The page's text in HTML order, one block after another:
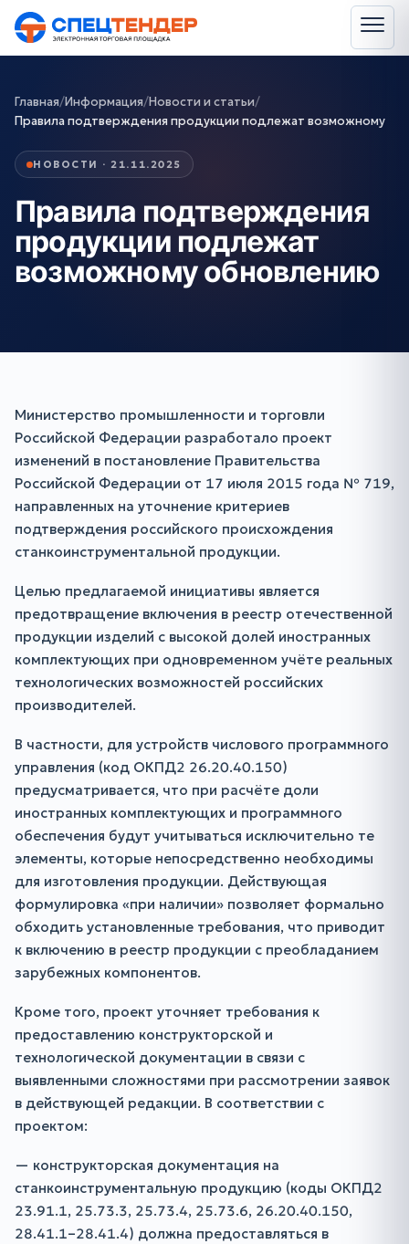
Главная/Информация/Новости и статьи/
Правила подтверждения продукции подлежат возможному
НОВОСТИ · 21.11.2025
Правила подтверждения
продукции подлежат
возможному обновлению
Министерство промышленности и торговли
Российской Федерации разработало проект
изменений в постановление Правительства
Российской Федерации от 17 июля 2015 года № 719,
направленных на уточнение критериев
подтверждения российского происхождения
станкоинструментальной продукции.
Целью предлагаемой инициативы является
предотвращение включения в реестр отечественной
продукции изделий с высокой долей иностранных
комплектующих при одновременном учёте реальных
технологических возможностей российских
производителей.
В частности, для устройств числового программного
управления (код ОКПД2 26.20.40.150)
предусматривается, что при расчёте доли
иностранных комплектующих и программного
обеспечения будут учитываться исключительно те
элементы, которые непосредственно необходимы
для изготовления продукции. Действующая
формулировка «при наличии» позволяет формально
обходить установленные требования, что приводит
к включению в реестр продукции с преобладанием
зарубежных компонентов.
Кроме того, проект уточняет требования к
предоставлению конструкторской и
технологической документации в связи с
выявленными сложностями при рассмотрении заявок
в действующей редакции. В соответствии с
проектом:
— конструкторская документация на
станкоинструментальную продукцию (коды ОКПД2
23.91.1, 25.73.3, 25.73.4, 25.73.6, 26.20.40.150,
28.41.1–28.41.4) должна предоставляться в